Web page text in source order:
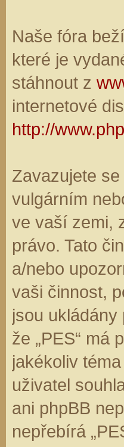
Naše fóra
které je
stáhnout z
internetové
http://
Zavazujete
vulgárním
ve vaší zemi,
právo. Tato
a/nebo
vaši činnost,
jsou
že „PES“ má
jakékoliv
uživatel
ani phpBB
nepřebírá